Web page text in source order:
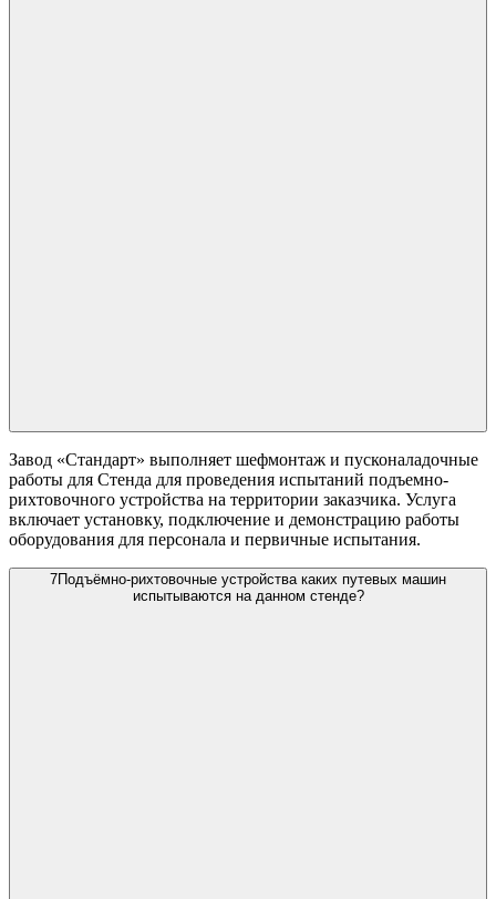
Завод «Стандарт» выполняет шефмонтаж и пусконаладочные
работы для Стенда для проведения испытаний подъемно-
рихтовочного устройства на территории заказчика. Услуга
включает установку, подключение и демонстрацию работы
оборудования для персонала и первичные испытания.
7Подъёмно-рихтовочные устройства каких путевых машин
испытываются на данном стенде?